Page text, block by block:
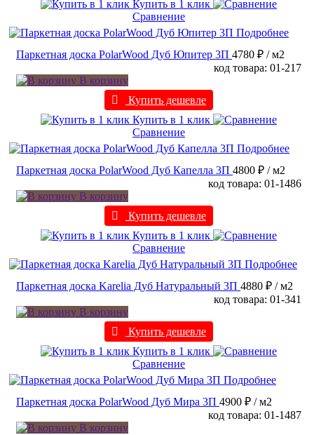
Купить в 1 клик
Сравнение
Подробнее
Паркетная доска PolarWood Дуб Юпитер 3П 4780 ₽ / м2
код товара: 01-217
В корзину
Купить дешевле
Купить в 1 клик
Сравнение
Подробнее
Паркетная доска PolarWood Дуб Капелла 3П 4800 ₽ / м2
код товара: 01-1486
В корзину
Купить дешевле
Купить в 1 клик
Сравнение
Подробнее
Паркетная доска Karelia Дуб Натуральный 3П 4880 ₽ / м2
код товара: 01-341
В корзину
Купить дешевле
Купить в 1 клик
Сравнение
Подробнее
Паркетная доска PolarWood Дуб Мира 3П 4900 ₽ / м2
код товара: 01-1487
В корзину